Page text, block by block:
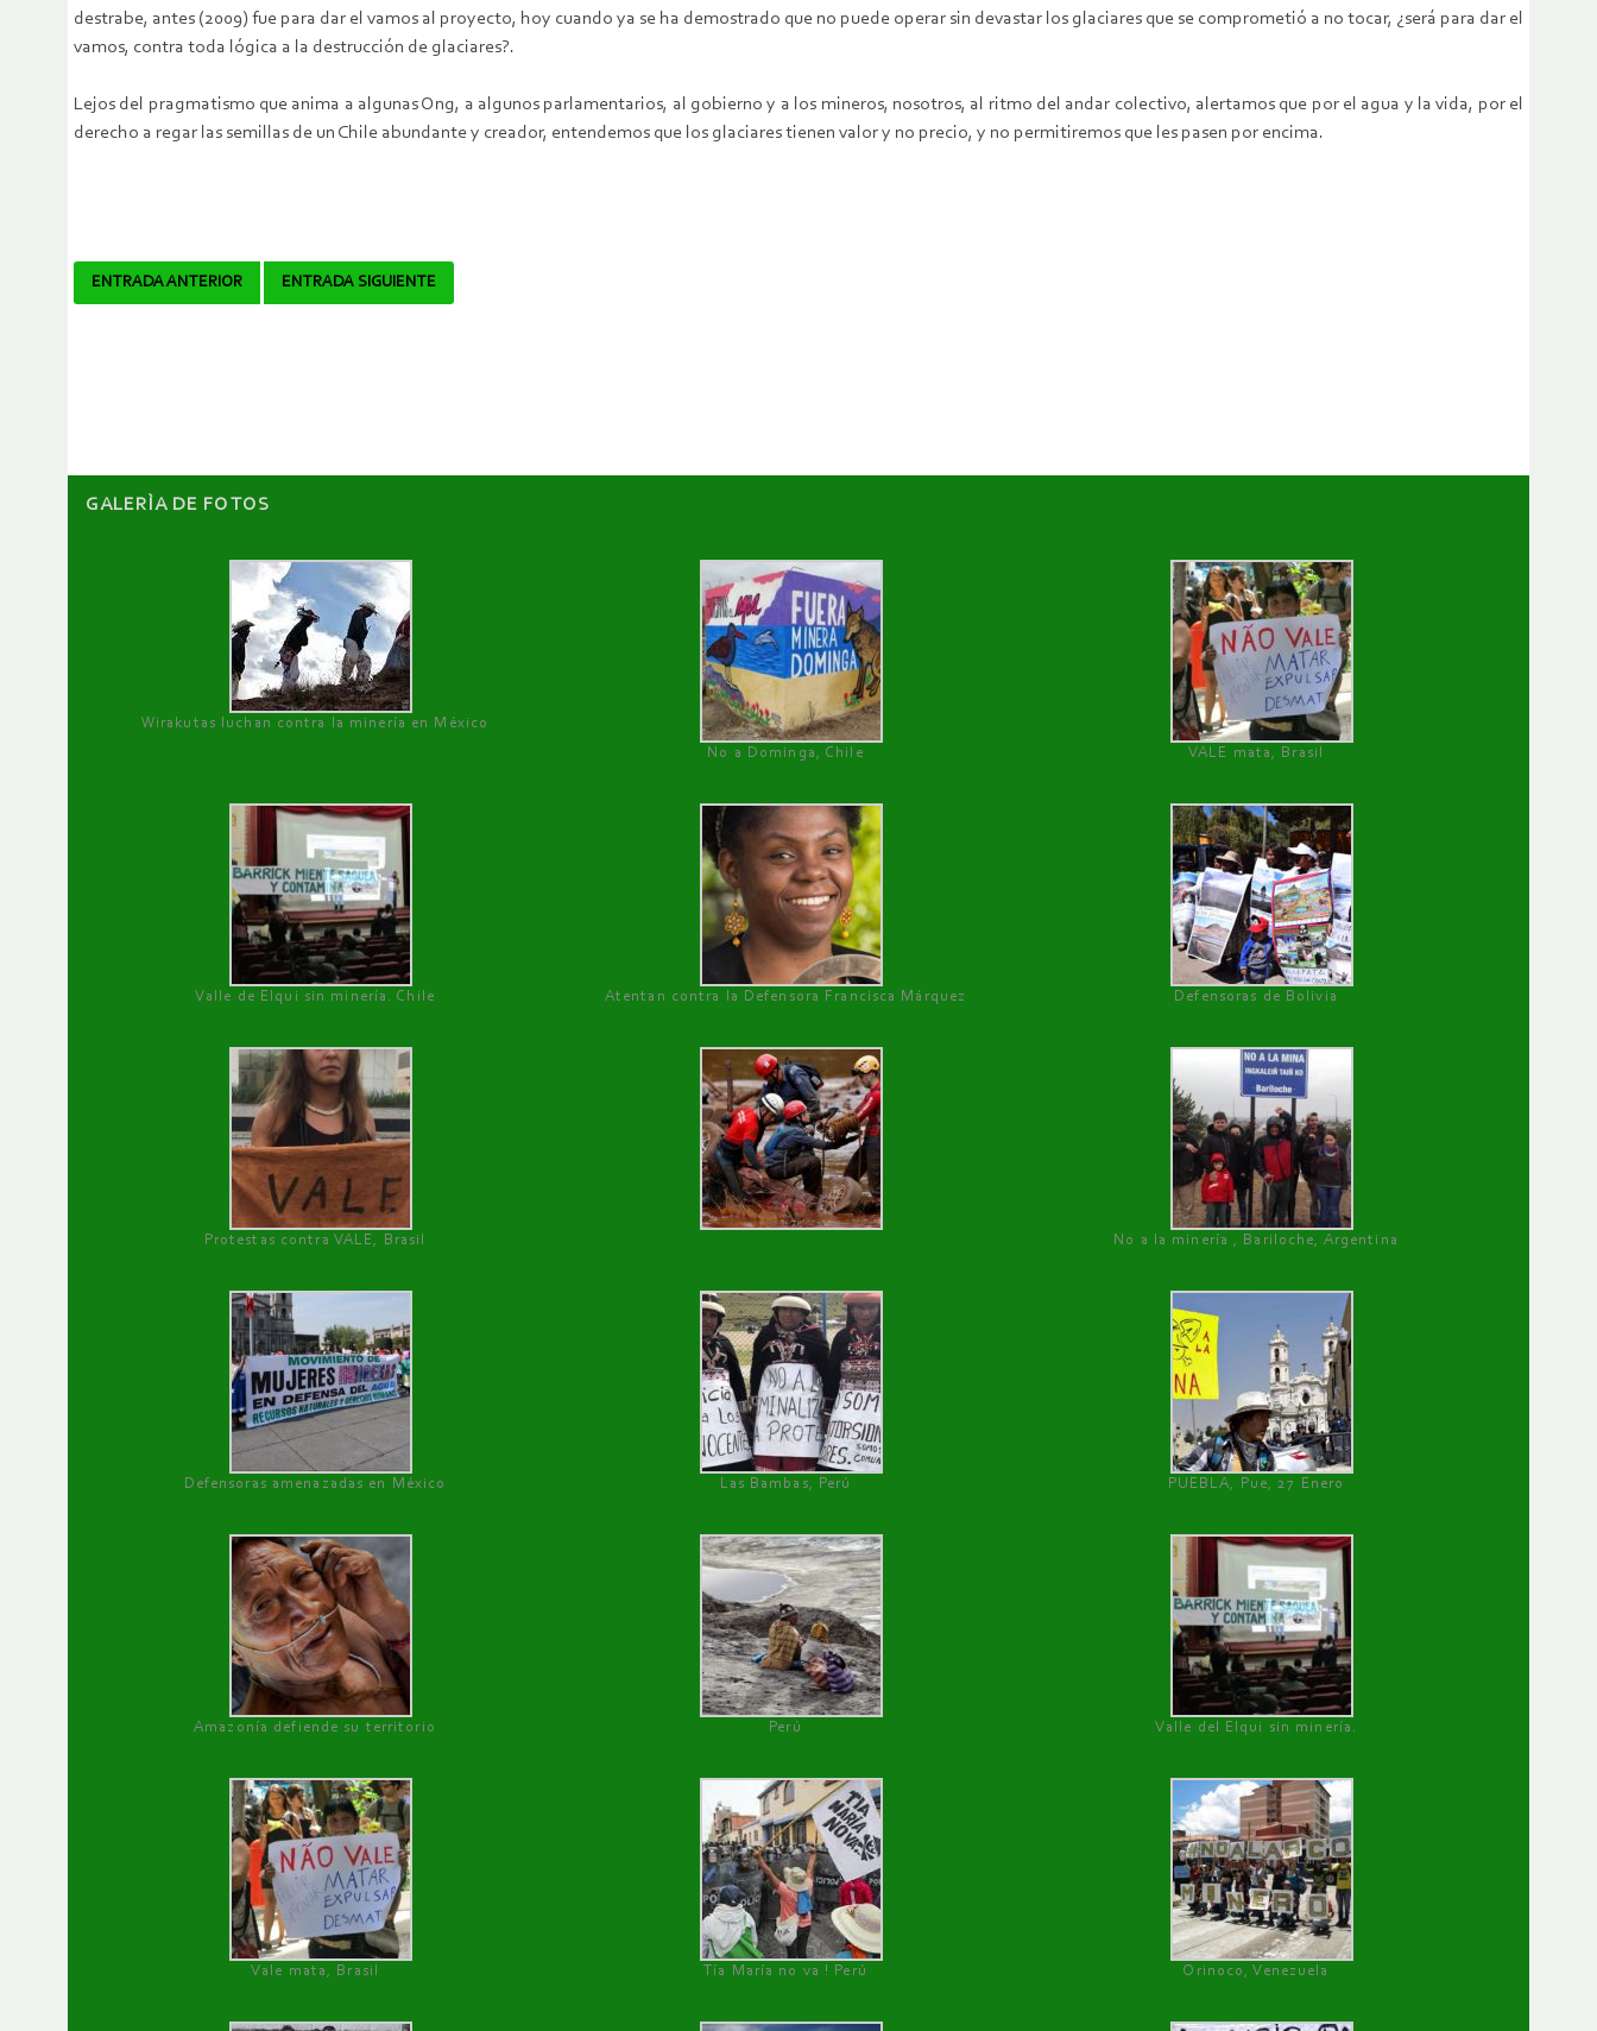
destrabe, antes (2009) fue para dar el vamos al proyecto, hoy cuando ya se ha demostrado que no puede operar sin devastar los glaciares que se comprometió a no tocar, ¿será para dar el
vamos, contra toda lógica a la destrucción de glaciares?.
Lejos del pragmatismo que anima a algunas Ong, a algunos parlamentarios, al gobierno y a los mineros, nosotros, al ritmo del andar colectivo, alertamos que por el agua y la vida, por el
derecho a regar las semillas de un Chile abundante y creador, entendemos que los glaciares tienen valor y no precio, y no permitiremos que les pasen por encima.
Navegador
ENTRADA ANTERIOR ENTRADA SIGUIENTE
GALERÌA DE FOTOS
Wirakutas luchan contra la minería en México
No a Dominga, Chile
VALE mata, Brasil
Valle de Elqui sin minería. Chile Atentan contra la Defensora Francisca Márquez Defensoras de Bolivia
Protestas contra VALE, Brasil No a la minería , Bariloche, Argentina
Defensoras amenazadas en México Las Bambas, Perú PUEBLA, Pue, 27 Enero
Amazonía defiende su territorio Perú Valle del Elqui sin minería.
Vale mata, Brasil Tía María no va ! Perú Orinoco, Venezuela